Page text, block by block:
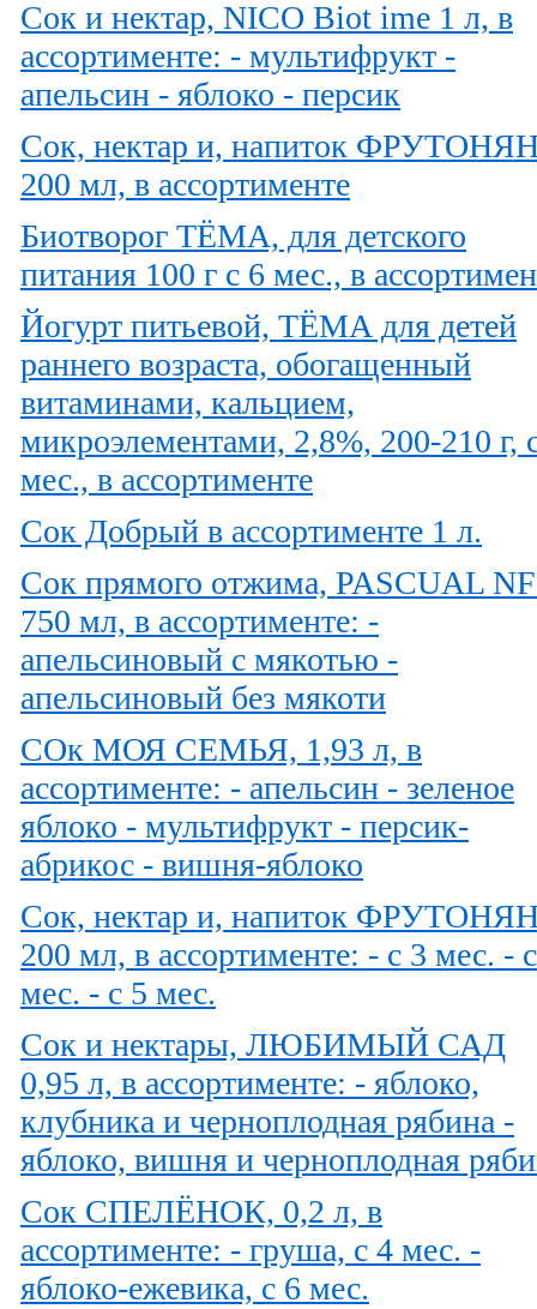
Сок и нектар, NICO Вiot ime 1 л, в
ассортименте: - мультифрукт -
апельсин - яблоко - персик
Сок, нектар и, напиток
200 мл, в ассортименте
Биотворог ТЁМА, для детского
питания 100 г с 6 мес., в
Йогурт питьевой, ТЁМА для детей
раннего возраста, обогащенный
витаминами, кальцием,
микроэлементами, 2,8%, 200-210 г,
мес., в ассортименте
Сок Добрый в ассортименте 1 л.
Сок прямого отжима, PASCUAL
750 мл, в ассортименте: -
апельсиновый с мякотью -
апельсиновый без мякоти
СОк МОЯ СЕМЬЯ, 1,93 л, в
ассортименте: - апельсин - зеленое
яблоко - мультифрукт - персик-
абрикос - вишня-яблоко
Сок, нектар и, напиток
200 мл, в ассортименте: - с 3 мес. -
мес. - с 5 мес.
Сок и нектары, ЛЮБИМЫЙ САД
0,95 л, в ассортименте: - яблоко,
клубника и черноплодная рябина -
яблоко, вишня и черноплодная
Сок СПЕЛЁНОК, 0,2 л, в
ассортименте: - груша, с 4 мес. -
яблоко-ежевика, с 6 мес.